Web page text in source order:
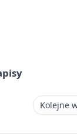
Kolejne